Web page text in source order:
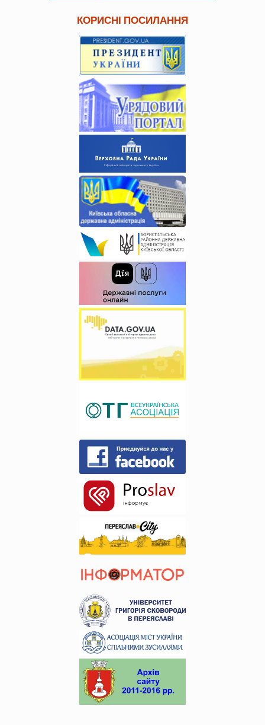
КОРИСНІ ПОСИЛАННЯ